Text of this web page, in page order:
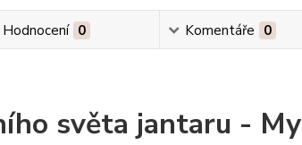
Hodnocení 0 Komentáře 0
světa jantaru -